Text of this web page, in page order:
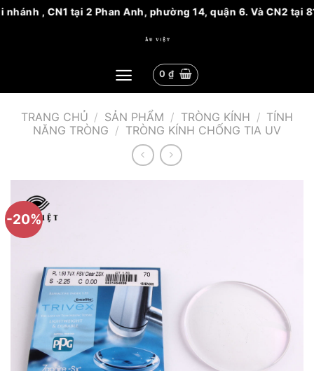
, CN1 tại 2 Phan Anh, phường 14, quận 6. Và CN2 tại
0 ₫
TRANG CHỦ / SẢN PHẨM / TRÒNG KÍNH / TÍNH
NĂNG TRÒNG / TRÒNG KÍNH CHỐNG TIA UV
-20%